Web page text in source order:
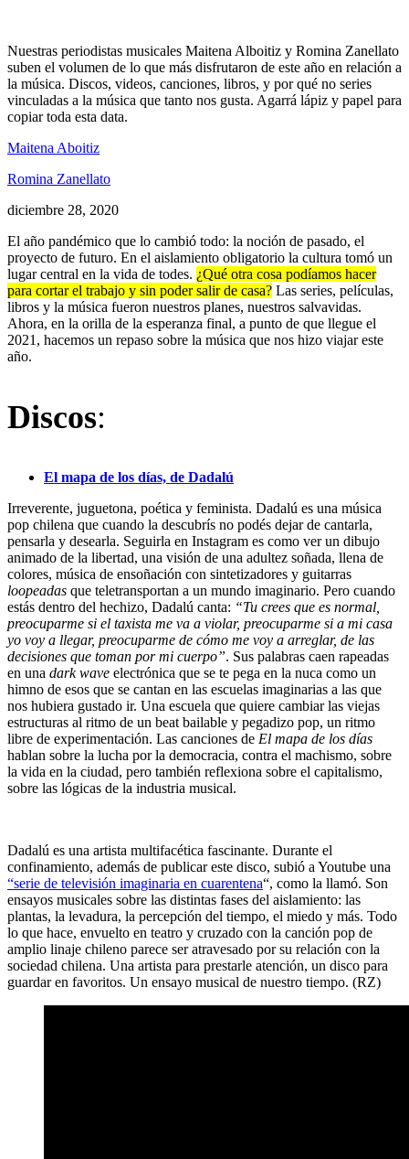
Nuestras periodistas musicales Maitena Alboitiz y Romina Zanellato
suben el volumen de lo que más disfrutaron de este año en relación a
la música. Discos, videos, canciones, libros, y por qué no series
vinculadas a la música que tanto nos gusta. Agarrá lápiz y papel para
copiar toda esta data.
Maitena Aboitiz
Romina Zanellato
diciembre 28, 2020
El año pandémico que lo cambió todo: la noción de pasado, el
proyecto de futuro. En el aislamiento obligatorio la cultura tomó un
lugar central en la vida de todes. ¿Qué otra cosa podíamos hacer
para cortar el trabajo y sin poder salir de casa? Las series, películas,
libros y la música fueron nuestros planes, nuestros salvavidas.
Ahora, en la orilla de la esperanza final, a punto de que llegue el
2021, hacemos un repaso sobre la música que nos hizo viajar este
año.
Discos:
El mapa de los días, de Dadalú
Irreverente, juguetona, poética y feminista. Dadalú es una música
pop chilena que cuando la descubrís no podés dejar de cantarla,
pensarla y desearla. Seguirla en Instagram es como ver un dibujo
animado de la libertad, una visión de una adultez soñada, llena de
colores, música de ensoñación con sintetizadores y guitarras
loopeadas que teletransportan a un mundo imaginario. Pero cuando
estás dentro del hechizo, Dadalú canta: “Tu crees que es normal,
preocuparme si el taxista me va a violar, preocuparme si a mi casa
yo voy a llegar, preocuparme de cómo me voy a arreglar, de las
decisiones que toman por mi cuerpo”. Sus palabras caen rapeadas
en una dark wave electrónica que se te pega en la nuca como un
himno de esos que se cantan en las escuelas imaginarias a las que
nos hubiera gustado ir. Una escuela que quiere cambiar las viejas
estructuras al ritmo de un beat bailable y pegadizo pop, un ritmo
libre de experimentación. Las canciones de El mapa de los días
hablan sobre la lucha por la democracia, contra el machismo, sobre
la vida en la ciudad, pero también reflexiona sobre el capitalismo,
sobre las lógicas de la industria musical.
Dadalú es una artista multifacética fascinante. Durante el
confinamiento, además de publicar este disco, subió a Youtube una
“serie de televisión imaginaria en cuarentena“, como la llamó. Son
ensayos musicales sobre las distintas fases del aislamiento: las
plantas, la levadura, la percepción del tiempo, el miedo y más. Todo
lo que hace, envuelto en teatro y cruzado con la canción pop de
amplio linaje chileno parece ser atravesado por su relación con la
sociedad chilena. Una artista para prestarle atención, un disco para
guardar en favoritos. Un ensayo musical de nuestro tiempo. (RZ)